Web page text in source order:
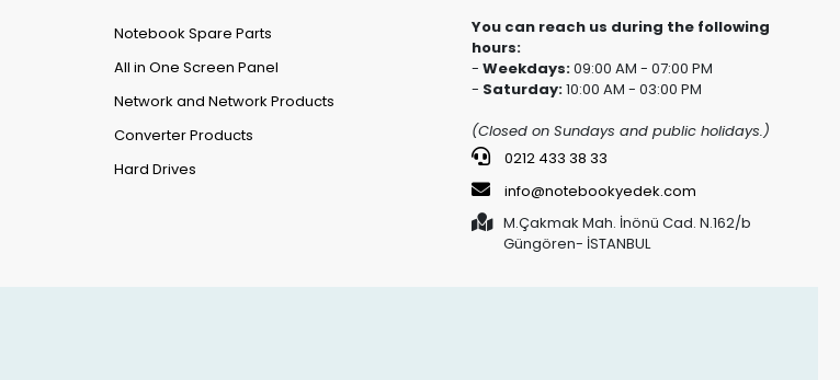
Notebook Spare Parts
All in One Screen Panel
Network and Network Products
Converter Products
Hard Drives
You can reach us during the following
hours:
- Weekdays:09:00 AM - 07:00 PM
- Saturday:10:00 AM - 03:00 PM
(Closed on Sundays and public holidays.)
0212 433 38 33
info@notebookyedek.com
M.Çakmak Mah. İnönü Cad. N.162/b
Güngören- İSTANBUL